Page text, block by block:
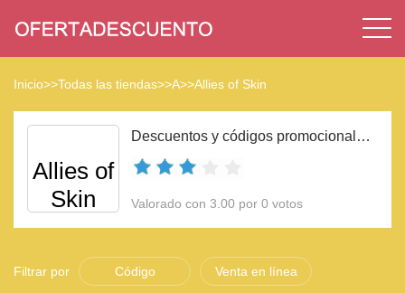
Inicio>>Todas las tiendas>>A>>Allies of Skin
Allies of
Skin
Descuentos y códigos promocionales Allies of Skin 2023
Valorado con 3.00 por 0 votos
Filtrar por Código Venta en línea